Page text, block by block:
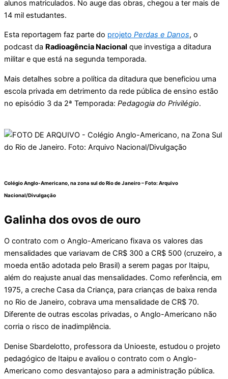
alunos matriculados. No auge das obras, chegou a ter mais de
14 mil estudantes.
Esta reportagem faz parte do projeto Perdas e Danos, o
podcast da Radioagência Nacional que investiga a ditadura
militar e que está na segunda temporada.
Mais detalhes sobre a política da ditadura que beneficiou uma
escola privada em detrimento da rede pública de ensino estão
no episódio 3 da 2ª Temporada: Pedagogia do Privilégio.
Colégio Anglo-Americano, na zona sul do Rio de Janeiro – Foto:Arquivo
Nacional/Divulgação
Galinha dos ovos de ouro
O contrato com o Anglo-Americano fixava os valores das
mensalidades que variavam de CR$ 300 a CR$ 500 (cruzeiro, a
moeda então adotada pelo Brasil) a serem pagas por Itaipu,
além do reajuste anual das mensalidades. Como referência, em
1975, a creche Casa da Criança, para crianças de baixa renda
no Rio de Janeiro, cobrava uma mensalidade de CR$ 70.
Diferente de outras escolas privadas, o Anglo-Americano não
corria o risco de inadimplência.
Denise Sbardelotto, professora da Unioeste, estudou o projeto
pedagógico de Itaipu e avaliou o contrato com o Anglo-
Americano como desvantajoso para a administração pública.